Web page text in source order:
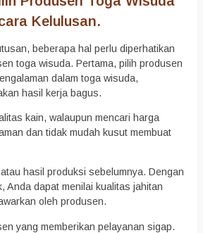
Kelulusan.
beberapa hal perlu diperhatikan
toga wisuda. Pertama, pilih produsen
dalam toga wisuda,
hasil kerja bagus.
kain, walaupun mencari harga
dan tidak mudah kusut membuat
hasil produksi sebelumnya. Dengan
Anda dapat menilai kualitas jahitan
oleh produsen.
yang memberikan pelayanan sigap.